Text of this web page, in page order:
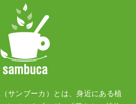
サンブーカ）とは、身近にある植